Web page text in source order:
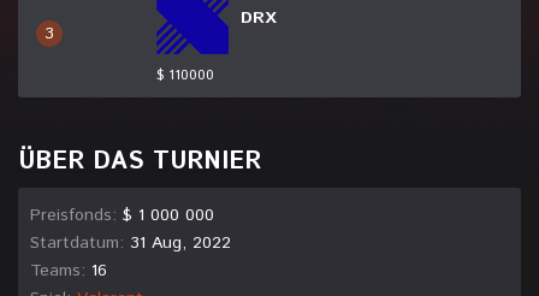
3
DRX
$ 110000
ÜBER DAS TURNIER
Preisfonds: $ 1 000 000
Startdatum: 31 Aug, 2022
Teams: 16